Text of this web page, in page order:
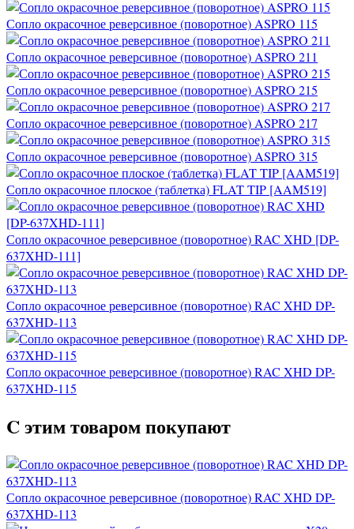
Сопло окрасочное реверсивное (поворотное) ASPRO 115
Сопло окрасочное реверсивное (поворотное) ASPRO 211
Сопло окрасочное реверсивное (поворотное) ASPRO 215
Сопло окрасочное реверсивное (поворотное) ASPRO 217
Сопло окрасочное реверсивное (поворотное) ASPRO 315
Сопло окрасочное плоское (таблетка) FLAT TIP [AAM519]
Сопло окрасочное реверсивное (поворотное) RAC XHD [DP-
637XHD-111]
Сопло окрасочное реверсивное (поворотное) RAC XHD DP-
637XHD-113
Сопло окрасочное реверсивное (поворотное) RAC XHD DP-
637XHD-115
C этим товаром покупают
Сопло окрасочное реверсивное (поворотное) RAC XHD DP-
637XHD-113